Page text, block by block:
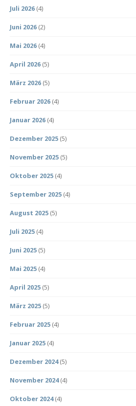
Juli 2026 (4)
Juni 2026 (2)
Mai 2026 (4)
April 2026 (5)
März 2026 (5)
Februar 2026 (4)
Januar 2026 (4)
Dezember 2025 (5)
November 2025 (5)
Oktober 2025 (4)
September 2025 (4)
August 2025 (5)
Juli 2025 (4)
Juni 2025 (5)
Mai 2025 (4)
April 2025 (5)
März 2025 (5)
Februar 2025 (4)
Januar 2025 (4)
Dezember 2024(5)
November 2024(4)
Oktober 2024(4)